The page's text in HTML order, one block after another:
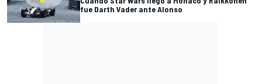
fue Darth Vader ante Alonso